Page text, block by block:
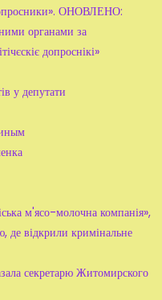
ОНОВЛЕНО:
органами за
допроснікі»
у депутати
м'ясо-молочна компанія»,
де відкрили кримінальне
секретарю Житомирского